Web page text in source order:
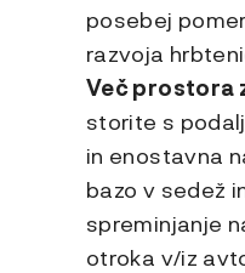
posebej
razvoja
Več prostora
storite s
in enostavna
bazo v sedež
spreminjanje
otroka v/iz